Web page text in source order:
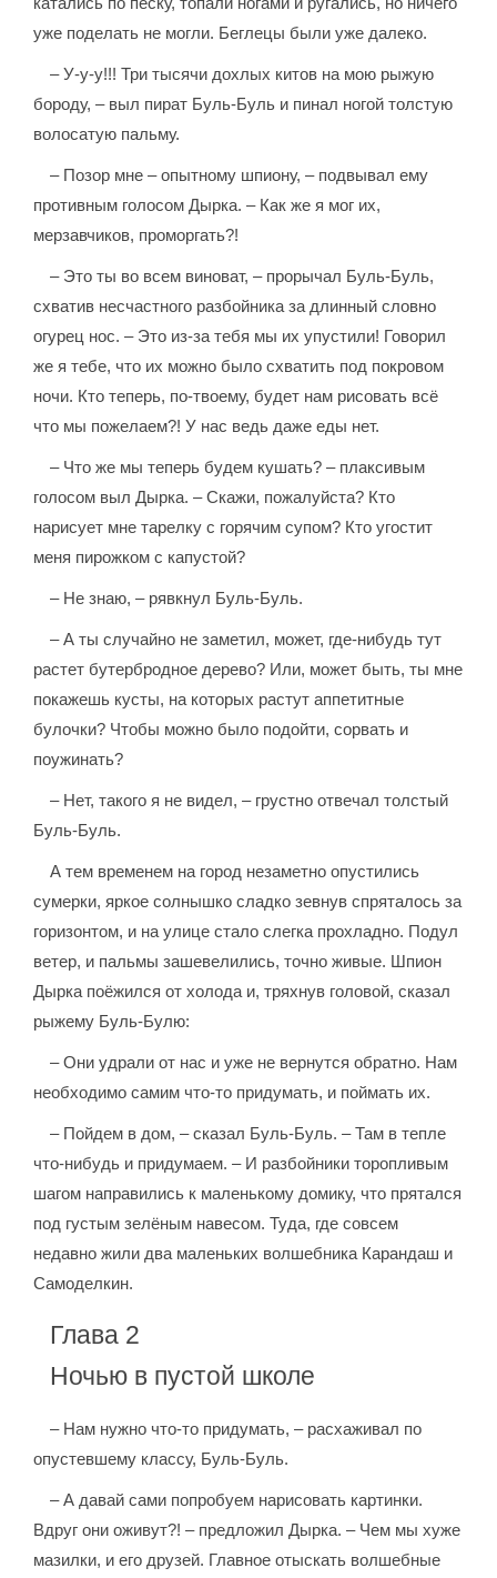
уже поделать не могли. Беглецы были уже далеко.
– У-у-у!!! Три тысячи дохлых китов на мою рыжую
бороду, – выл пират Буль-Буль и пинал ногой толстую
волосатую пальму.
– Позор мне – опытному шпиону, – подвывал ему
противным голосом Дырка. – Как же я мог их,
мерзавчиков, проморгать?!
– Это ты во всем виноват, – прорычал Буль-Буль,
схватив несчастного разбойника за длинный словно
огурец нос. – Это из-за тебя мы их упустили! Говорил
же я тебе, что их можно было схватить под покровом
ночи. Кто теперь, по-твоему, будет нам рисовать всё
что мы пожелаем?! У нас ведь даже еды нет.
– Что же мы теперь будем кушать? – плаксивым
голосом выл Дырка. – Скажи, пожалуйста? Кто
нарисует мне тарелку с горячим супом? Кто угостит
меня пирожком с капустой?
– Не знаю, – рявкнул Буль-Буль.
– А ты случайно не заметил, может, где-нибудь тут
растет бутербродное дерево? Или, может быть, ты мне
покажешь кусты, на которых растут аппетитные
булочки? Чтобы можно было подойти, сорвать и
поужинать?
– Нет, такого я не видел, – грустно отвечал толстый
Буль-Буль.
А тем временем на город незаметно опустились
сумерки, яркое солнышко сладко зевнув спряталось за
горизонтом, и на улице стало слегка прохладно. Подул
ветер, и пальмы зашевелились, точно живые. Шпион
Дырка поёжился от холода и, тряхнув головой, сказал
рыжему Буль-Булю:
– Они удрали от нас и уже не вернутся обратно. Нам
необходимо самим что-то придумать, и поймать их.
– Пойдем в дом, – сказал Буль-Буль. – Там в тепле
что-нибудь и придумаем. – И разбойники торопливым
шагом направились к маленькому домику, что прятался
под густым зелёным навесом. Туда, где совсем
недавно жили два маленьких волшебника Карандаш и
Самоделкин.
Глава 2
Ночью в пустой школе
– Нам нужно что-то придумать, – расхаживал по
опустевшему классу, Буль-Буль.
– А давай сами попробуем нарисовать картинки.
Вдруг они оживут?! – предложил Дырка. – Чем мы хуже
мазилки, и его друзей. Главное отыскать волшебные